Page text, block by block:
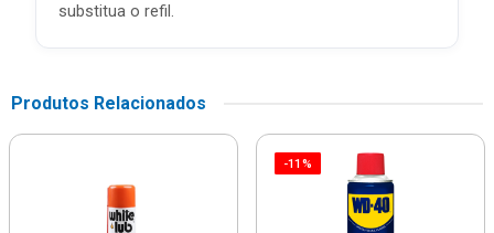
substitua o refil.
Produtos Relacionados
-11%